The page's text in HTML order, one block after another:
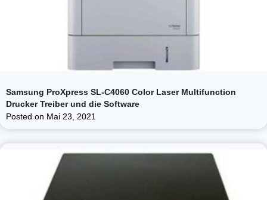
Samsung ProXpress SL-C4060 Color Laser Multifunction
Drucker Treiber und die Software
Posted on Mai 23, 2021